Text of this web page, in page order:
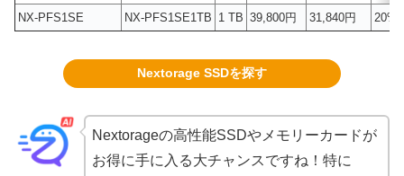
NX-PFS1SE
NX-PFS1SE1TB 1 TB 39,800円 31,840円 20%
Nextorage SSDを探す
Nextorageの高性能SSDやメモリーカードが
お得に手に入る大チャンスですね！特に